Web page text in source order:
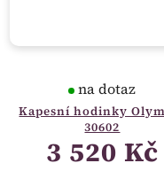
Kapesní hodinky
30602
na dotaz
3 520 Kč